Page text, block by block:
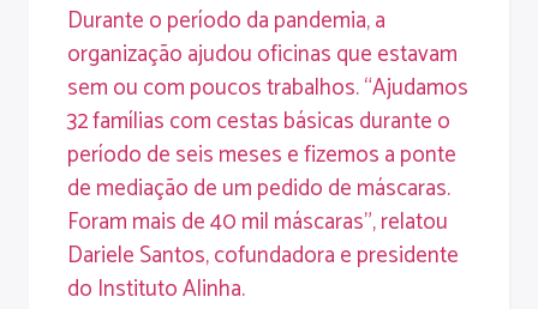
Durante o período da pandemia, a
organização ajudou oficinas que estavam
sem ou com poucos trabalhos. “Ajudamos
32 famílias com cestas básicas durante o
período de seis meses e fizemos a ponte
de mediação de um pedido de máscaras.
Foram mais de 40 mil máscaras”, relatou
Dariele Santos, cofundadora e presidente
do Instituto Alinha.